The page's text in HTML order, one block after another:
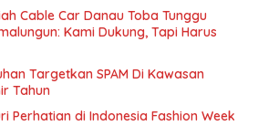
Cable Car Danau Toba Tunggu
Kami Dukung, Tapi Harus
Targetkan SPAM Di Kawasan
Tahun
Perhatian di Indonesia Fashion Week